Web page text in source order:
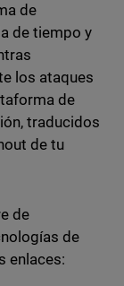
de
de tiempo y
los ataques
de
traducidos
de tu
de
de
enlaces: